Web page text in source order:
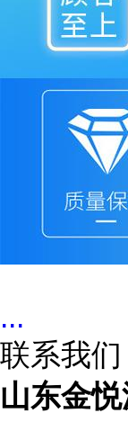
...
联系我们
山东金